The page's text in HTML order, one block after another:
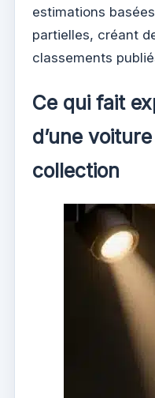
estimations
partielles, créant
classements
Ce qui fait
d’une
collection